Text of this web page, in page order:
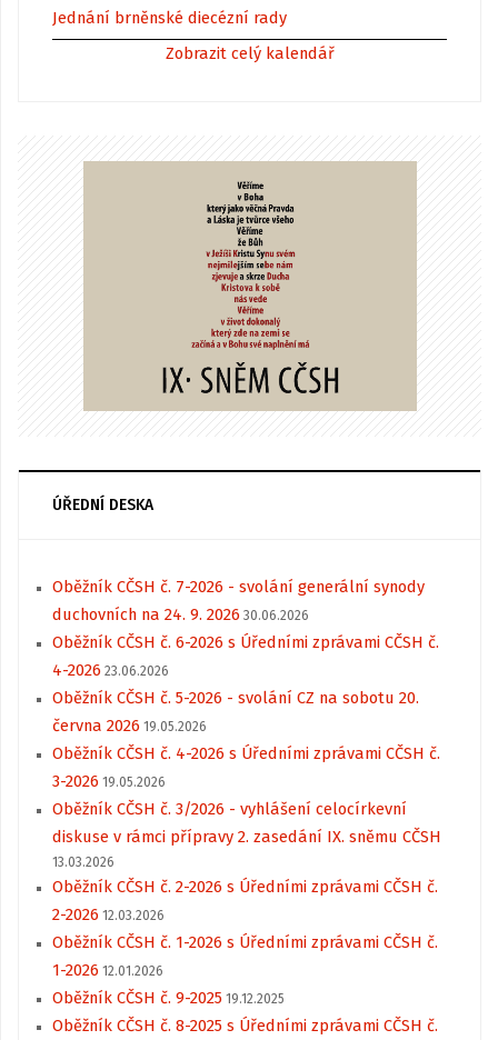
Jednání brněnské diecézní rady
Zobrazit celý kalendář
ÚŘEDNÍ DESKA
Oběžník CČSH č. 7-2026 - svolání generální synody
duchovních na 24. 9. 2026 30.06.2026
Oběžník CČSH č. 6-2026 s Úředními zprávami CČSH č.
4-2026 23.06.2026
Oběžník CČSH č. 5-2026 - svolání CZ na sobotu 20.
června 2026 19.05.2026
Oběžník CČSH č. 4-2026 s Úředními zprávami CČSH č.
3-2026 19.05.2026
Oběžník CČSH č. 3/2026 - vyhlášení celocírkevní
diskuse v rámci přípravy 2. zasedání IX. sněmu CČSH
13.03.2026
Oběžník CČSH č. 2-2026 s Úředními zprávami CČSH č.
2-2026 12.03.2026
Oběžník CČSH č. 1-2026 s Úředními zprávami CČSH č.
1-2026 12.01.2026
Oběžník CČSH č. 9-2025 19.12.2025
Oběžník CČSH č. 8-2025 s Úředními zprávami CČSH č.